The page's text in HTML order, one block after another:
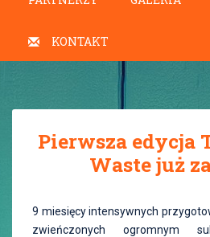
KONTAKT
Pierwsza edycja
Waste już
9 miesięcy intensywnych
zwieńczonych ogromnym